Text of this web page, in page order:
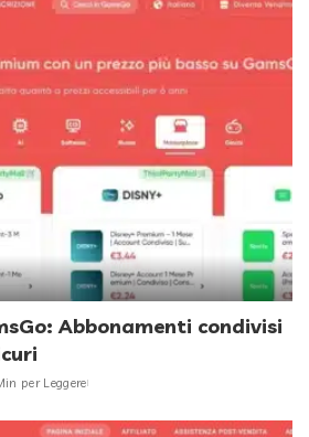
Abbonamenti condivisi
per Leggere